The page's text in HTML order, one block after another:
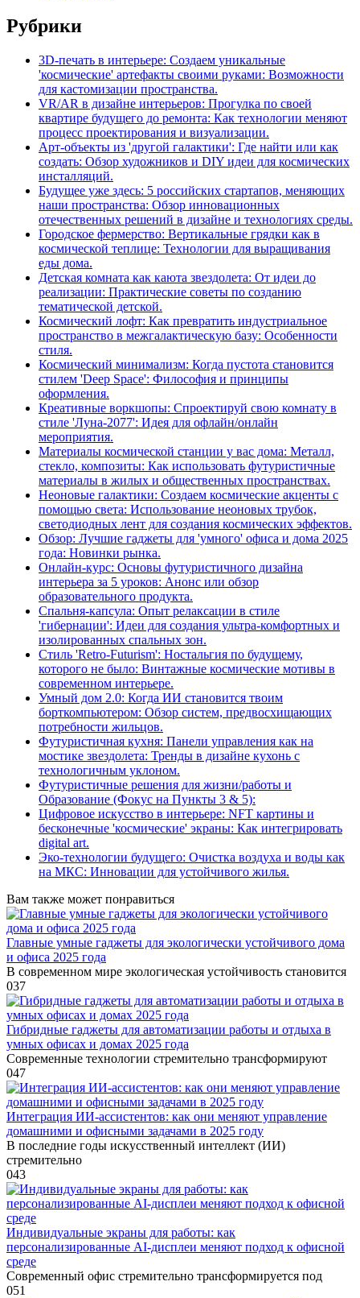
Рубрики
3D-печать в интерьере: Создаем уникальные
'космические' артефакты своими руками: Возможности
для кастомизации пространства.
VR/AR в дизайне интерьеров: Прогулка по своей
квартире будущего до ремонта: Как технологии меняют
процесс проектирования и визуализации.
Арт-объекты из 'другой галактики': Где найти или как
создать: Обзор художников и DIY идеи для космических
инсталляций.
Будущее уже здесь: 5 российских стартапов, меняющих
наши пространства: Обзор инновационных
отечественных решений в дизайне и технологиях среды.
Городское фермерство: Вертикальные грядки как в
космической теплице: Технологии для выращивания
еды дома.
Детская комната как каюта звездолета: От идеи до
реализации: Практические советы по созданию
тематической детской.
Космический лофт: Как превратить индустриальное
пространство в межгалактическую базу: Особенности
стиля.
Космический минимализм: Когда пустота становится
стилем 'Deep Space': Философия и принципы
оформления.
Креативные воркшопы: Спроектируй свою комнату в
стиле 'Луна-2077': Идея для офлайн/онлайн
мероприятия.
Материалы космической станции у вас дома: Металл,
стекло, композиты: Как использовать футуристичные
материалы в жилых и общественных пространствах.
Неоновые галактики: Создаем космические акценты с
помощью света: Использование неоновых трубок,
светодиодных лент для создания космических эффектов.
Обзор: Лучшие гаджеты для 'умного' офиса и дома 2025
года: Новинки рынка.
Онлайн-курс: Основы футуристичного дизайна
интерьера за 5 уроков: Анонс или обзор
образовательного продукта.
Спальня-капсула: Опыт релаксации в стиле
'гибернации': Идеи для создания ультра-комфортных и
изолированных спальных зон.
Стиль 'Retro-Futurism': Ностальгия по будущему,
которого не было: Винтажные космические мотивы в
современном интерьере.
Умный дом 2.0: Когда ИИ становится твоим
борткомпьютером: Обзор систем, предвосхищающих
потребности жильцов.
Футуристичная кухня: Панели управления как на
мостике звездолета: Тренды в дизайне кухонь с
технологичным уклоном.
Футуристичные решения для жизни/работы и
Образование (Фокус на Пункты 3 & 5):
Цифровое искусство в интерьере: NFT картины и
бесконечные 'космические' экраны: Как интегрировать
digital art.
Эко-технологии будущего: Очистка воздуха и воды как
на МКС: Инновации для устойчивого жилья.
Вам также может понравиться
Главные умные гаджеты для экологически устойчивого дома
и офиса 2025 года
В современном мире экологическая устойчивость становится
037
Гибридные гаджеты для автоматизации работы и отдыха в
умных офисах и домах 2025 года
Современные технологии стремительно трансформируют
047
Интеграция ИИ-ассистентов: как они меняют управление
домашними и офисными задачами в 2025 году
В последние годы искусственный интеллект (ИИ)
стремительно
043
Индивидуальные экраны для работы: как
персонализированные AI-дисплеи меняют подход к офисной
среде
Современный офис стремительно трансформируется под
051